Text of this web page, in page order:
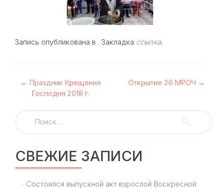
Запись опубликована в . Закладка ссылка.
Навигация
записям
← Праздник Крещения
Господня 2018 г.
Открытие 26 МРОЧ →
Найти:
СВЕЖИЕ ЗАПИСИ
Состоялся выпускной акт взрослой Воскресной